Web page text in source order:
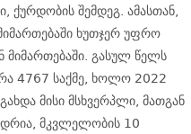
ქურდობის შემდეგ. ამასთან,
ხუთჯერ უფრო
მიმართებაში. გასულ წელს
4767 საქმე, ხოლო 2022
მისი მსხვერპლი, მათგან
მკვლელობის 10